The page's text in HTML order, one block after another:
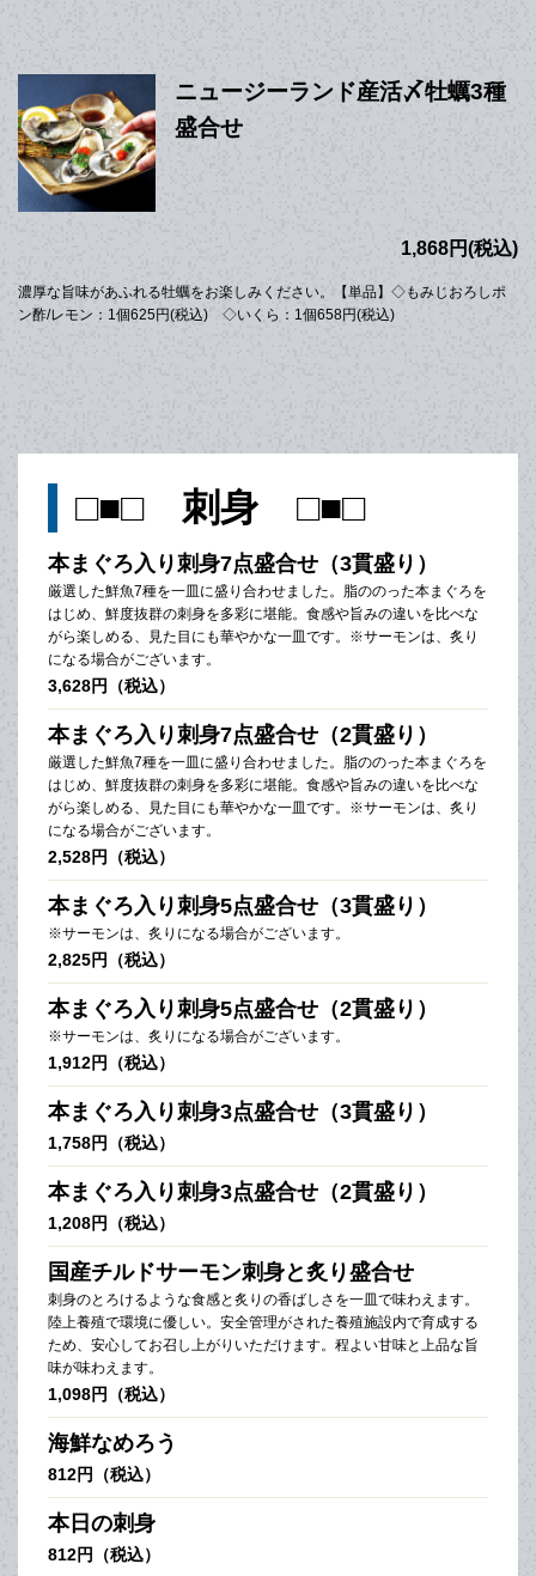
ニュージーランド産活〆牡蠣3種
盛合せ
1,868円(税込)
濃厚な旨味があふれる牡蠣をお楽しみください。【単品】◇もみじおろしポ
ン酢/レモン：1個625円(税込) ◇いくら：1個658円(税込)
□■□ 刺身 □■□
本まぐろ入り刺身7点盛合せ（3貫盛り）
厳選した鮮魚7種を一皿に盛り合わせました。脂ののった本まぐろを
はじめ、鮮度抜群の刺身を多彩に堪能。食感や旨みの違いを比べな
がら楽しめる、見た目にも華やかな一皿です。※サーモンは、炙り
になる場合がございます。
3,628円（税込）
本まぐろ入り刺身7点盛合せ（2貫盛り）
厳選した鮮魚7種を一皿に盛り合わせました。脂ののった本まぐろを
はじめ、鮮度抜群の刺身を多彩に堪能。食感や旨みの違いを比べな
がら楽しめる、見た目にも華やかな一皿です。※サーモンは、炙り
になる場合がございます。
2,528円（税込）
本まぐろ入り刺身5点盛合せ（3貫盛り）
※サーモンは、炙りになる場合がございます。
2,825円（税込）
本まぐろ入り刺身5点盛合せ（2貫盛り）
※サーモンは、炙りになる場合がございます。
1,912円（税込）
本まぐろ入り刺身3点盛合せ（3貫盛り）
1,758円（税込）
本まぐろ入り刺身3点盛合せ（2貫盛り）
1,208円（税込）
国産チルドサーモン刺身と炙り盛合せ
刺身のとろけるような食感と炙りの香ばしさを一皿で味わえます。
陸上養殖で環境に優しい。安全管理がされた養殖施設内で育成する
ため、安心してお召し上がりいただけます。程よい甘味と上品な旨
味が味わえます。
1,098円（税込）
海鮮なめろう
812円（税込）
本日の刺身
812円（税込）